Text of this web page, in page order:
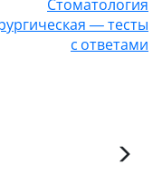
Стоматология
— тесты
с ответами